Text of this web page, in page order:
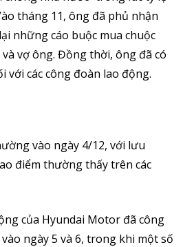
tháng 11, ông đã phủ nhận
những cáo buộc mua chuộc
vợ ông. Đồng thời, ông đã có
các công đoàn lao động.
vào ngày 4/12, với lưu
điểm thường thấy trên các
của Hyundai Motor đã công
ngày 5 và 6, trong khi một số